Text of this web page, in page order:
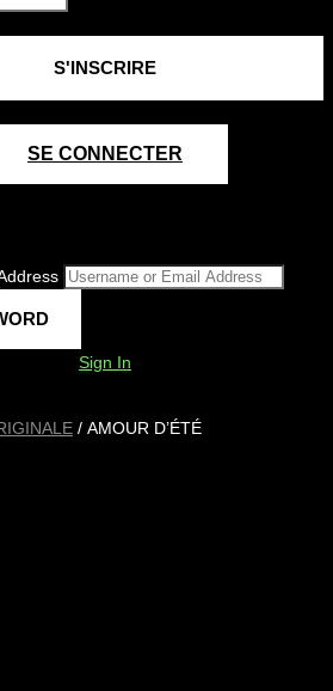
SE CONNECTER
Sign In
/ AMOUR D’ÉTÉ